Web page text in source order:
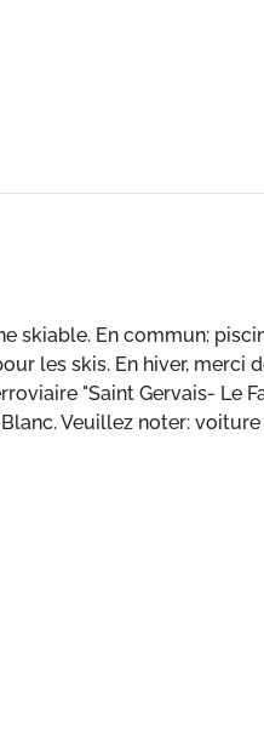
skiable. En commun:
les skis. En hiver, merci
"Saint Gervais- Le
Veuillez noter: